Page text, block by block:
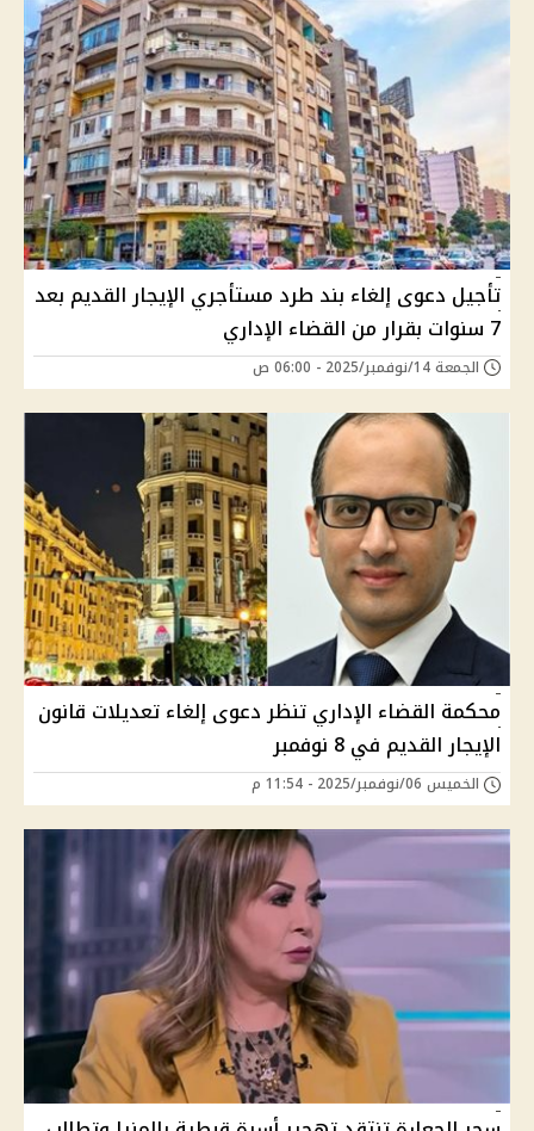
تأجيل دعوى إلغاء بند طرد مستأجري الإيجار القديم بعد
7 سنوات بقرار من القضاء الإداري
الجمعة 14/نوفمبر/2025 - 06:00 ص
محكمة القضاء الإداري تنظر دعوى إلغاء تعديلات قانون
الإيجار القديم في 8 نوفمبر
الخميس 06/نوفمبر/2025 - 11:54 م